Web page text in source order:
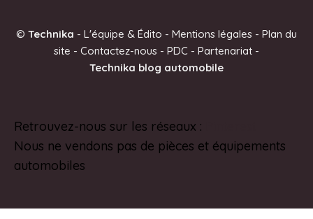
© Technika - L'équipe & Édito - Mentions légales - Plan du
site - Contactez-nous - PDC - Partenariat -
Technika blog automobile
Retrouvez-nous sur les réseaux :
Nous ne vendons pas de pièces et équipements
automobiles